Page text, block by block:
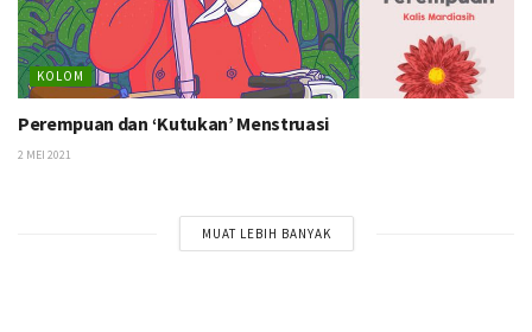
KOLOM
Perempuan dan ‘Kutukan’ Menstruasi
2 MEI 2021
MUAT LEBIH BANYAK